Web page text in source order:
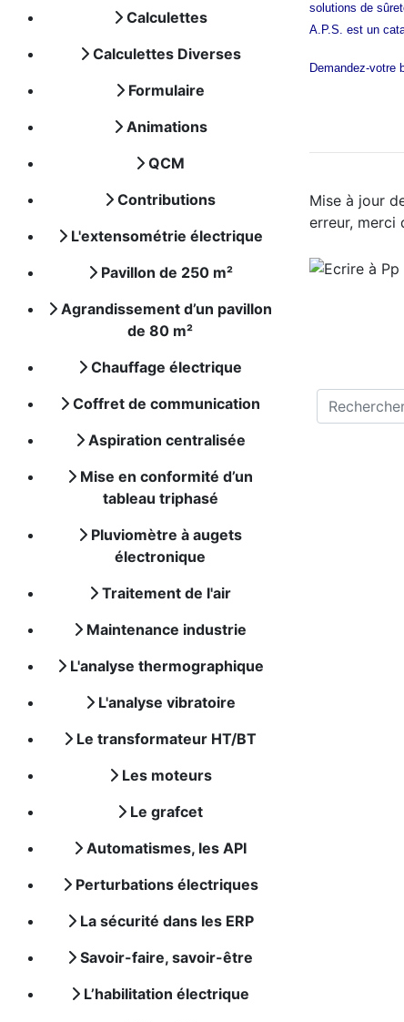
Calculettes
Calculettes Diverses
Formulaire
Animations
QCM
Contributions
L'extensométrie électrique
Pavillon de 250 m²
Agrandissement d’un pavillon
de 80 m²
Chauffage électrique
Coffret de communication
Aspiration centralisée
Mise en conformité d’un
tableau triphasé
Pluviomètre à augets
électronique
Traitement de l'air
Maintenance industrie
L'analyse thermographique
L'analyse vibratoire
Le transformateur HT/BT
Les moteurs
Le grafcet
Automatismes, les API
Perturbations électriques
La sécurité dans les ERP
Savoir-faire, savoir-être
L’habilitation électrique
solutions de
A.P.S. est un
Demandez-votre
Mise à jour
erreur, merci